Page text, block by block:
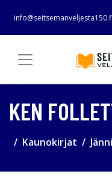
info@seitsemanveljesta150.fi
KEN
Kaunokirjat